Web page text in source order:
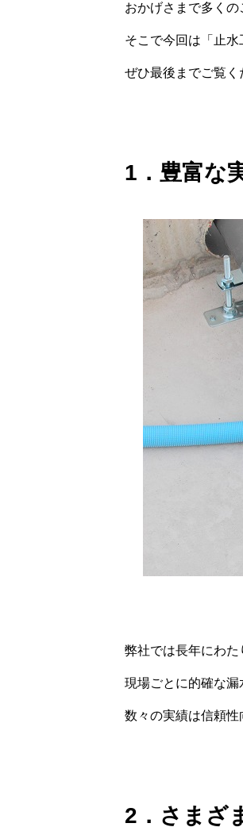
おかげさまで多くの
そこで今回は「止
ぜひ最後までご覧く
1．豊富な
弊社では長年にわた
現場ごとに的確な漏
数々の実績は信頼性
2．さまざ